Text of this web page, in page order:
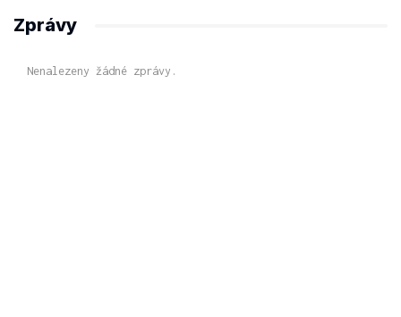
Zprávy
Nenalezeny žádné zprávy.